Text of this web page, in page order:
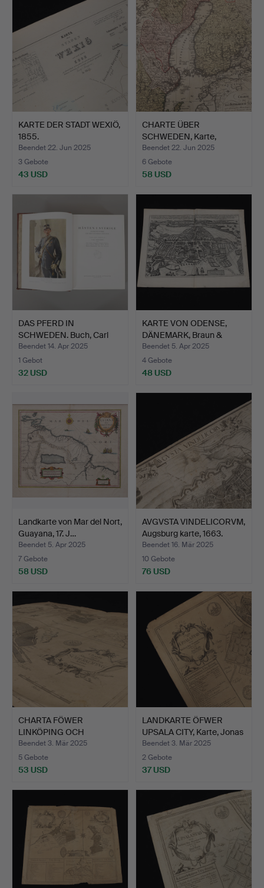
KARTE DER STADT WEXIÖ,
1855.
Beendet 22. Jun 2025
3 Gebote
43 USD
CHARTE ÜBER
SCHWEDEN, Karte,
Güssefeld, 17…
Beendet 22. Jun 2025
6 Gebote
58 USD
DAS PFERD IN
SCHWEDEN. Buch, Carl
Trägårdh…
Beendet 14. Apr 2025
1 Gebot
32 USD
KARTE VON ODENSE,
DÄNEMARK, Braun &
Hogenb…
Beendet 5. Apr 2025
4 Gebote
48 USD
Landkarte von Mar del Nort,
Guayana, 17. J…
Beendet 5. Apr 2025
7 Gebote
58 USD
AVGVSTA VINDELICORVM,
Augsburg karte, 1663.
Beendet 16. Mär 2025
10 Gebote
76 USD
CHARTA FÖWER
LINKÖPING OCH
SODERKOPING, Ka…
Beendet 3. Mär 2025
5 Gebote
53 USD
LANDKARTE ÖFWER
UPSALA CITY, Karte, Jonas
…
Beendet 3. Mär 2025
2 Gebote
37 USD